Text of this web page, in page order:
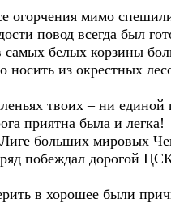
огорчения мимо
повод всегда был
самых белых корзины
носить из окрестных
твоих – ни единой
приятна была и легка!
больших мировых
побеждал дорогой
в хорошее были